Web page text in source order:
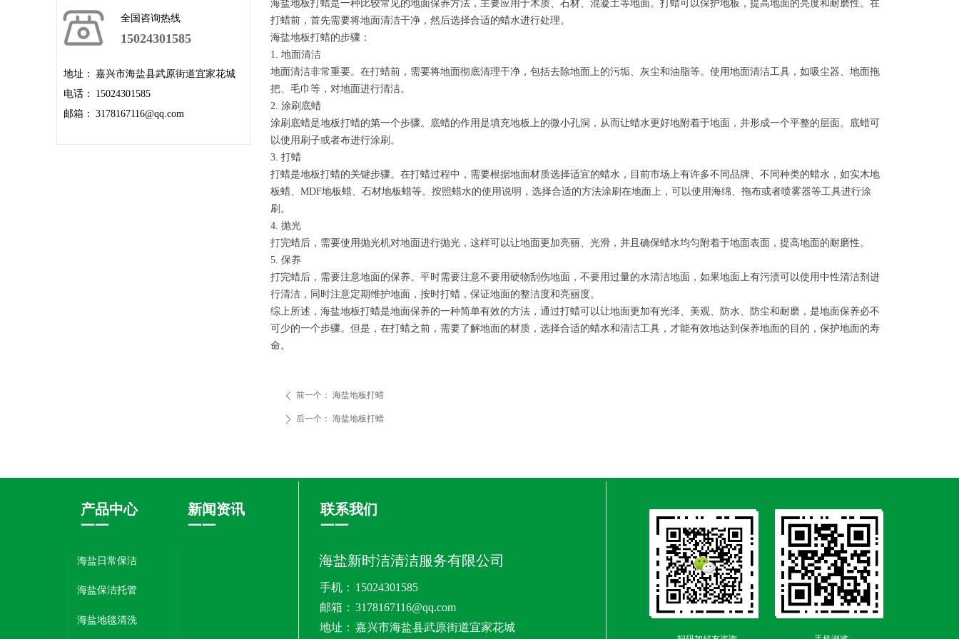
ꄴ 前一个： 海盐地板打蜡
ꄲ 后一个： 海盐地板打蜡
全国咨询热线
15024301585
地址： 嘉兴市海盐县武原街道宜家花城
电话：
15024301585
邮箱： 3178167116@qq.com
海盐地板打蜡是一种比较常见的地面保养方法，主要应用于木质、石材、混凝土等地面。打蜡可以保护地板，提高地面的亮度和耐磨性。在
打蜡前，首先需要将地面清洁干净，然后选择合适的蜡水进行处理。
海盐地板打蜡的步骤：
1. 地面清洁
地面清洁非常重要。在打蜡前，需要将地面彻底清理干净，包括去除地面上的污垢、灰尘和油脂等。使用地面清洁工具，如吸尘器、地面拖
把、毛巾等，对地面进行清洁。
2. 涂刷底蜡
涂刷底蜡是地板打蜡的第一个步骤。底蜡的作用是填充地板上的微小孔洞，从而让蜡水更好地附着于地面，并形成一个平整的层面。底蜡可
以使用刷子或者布进行涂刷。
3. 打蜡
打蜡是地板打蜡的关键步骤。在打蜡过程中，需要根据地面材质选择适宜的蜡水，目前市场上有许多不同品牌、不同种类的蜡水，如实木地
板蜡、MDF地板蜡、石材地板蜡等。按照蜡水的使用说明，选择合适的方法涂刷在地面上，可以使用海绵、拖布或者喷雾器等工具进行涂
刷。
4. 抛光
打完蜡后，需要使用抛光机对地面进行抛光，这样可以让地面更加亮丽、光滑，并且确保蜡水均匀附着于地面表面，提高地面的耐磨性。
5. 保养
打完蜡后，需要注意地面的保养。平时需要注意不要用硬物刮伤地面，不要用过量的水清洁地面，如果地面上有污渍可以使用中性清洁剂进
行清洁，同时注意定期维护地面，按时打蜡，保证地面的整洁度和亮丽度。
综上所述，海盐地板打蜡是地面保养的一种简单有效的方法，通过打蜡可以让地面更加有光泽、美观、防水、防尘和耐磨，是地面保养必不
可少的一个步骤。但是，在打蜡之前，需要了解地面的材质，选择合适的蜡水和清洁工具，才能有效地达到保养地面的目的，保护地面的寿
命。
产品中心​​​​​​
——
新闻资讯
——
海盐日常保洁
海盐保洁托管
海盐地毯清洗
联系我们
——
手机： 15024301585
邮箱： 3178167116@qq.com
地址： 嘉兴市海盐县武原街道宜家花城
海盐新时洁清洁服务有限公司